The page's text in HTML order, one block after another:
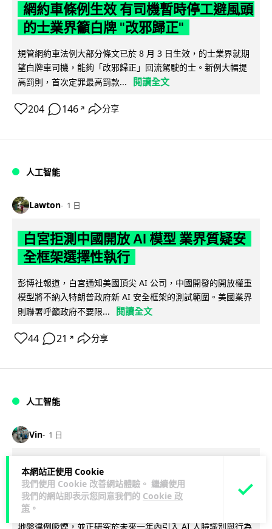
本網站正使用 Cookie
我們使用 Cookie 改善網站體驗。 繼續使用
我們的網站即表示您同意我們的 Cookie 政
策 。
網約車條例生效 有司機暫時停工避風頭
的士業界籲白牌 "改邪歸正"
規管網約車法例大部分條文已於 8 月 3 日生效，的士業界就期
望白牌車司機，能夠「改邪歸正」回流駕駛的士。新例大幅提
高罰則，首次定罪最高罰款...
閱讀全文
204 146 ↗ 分享
人工智能
Lawton 1 日
白宮拒測中國開放 AI 模型 業界質疑安
全框架選擇性執行
彭博社報道，白宮通知美國頂尖 AI 公司，中國開發的開放權重
模型將不納入特朗普政府新 AI 安全框架的測試範圍。美國業界
則聯署呼籲政府不要限...
閱讀全文
44 21 ↗ 分享
人工智能
Vin 1 日
地盤偷吸煙難逃高空法眼 勞工處出動熱
感無人機 擬加 AI 人臉識別精準執法
勞工處投入配備熱感應鏡頭的小型無人機進行高空巡邏以打擊
地盤違例吸煙，並正研究於未來一年內引入 AI 人臉識別與行為